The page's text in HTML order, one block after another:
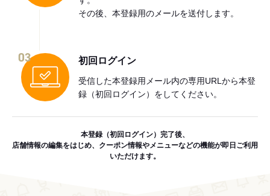
その後、本登録用のメールを送付します。
03 初回ログイン
受信した本登録用メール内の専用URLから本登
録（初回ログイン）をしてください。
本登録（初回ログイン）完了後、
店舗情報の編集をはじめ、クーポン情報やメニューなどの機能が即日ご利用
いただけます。